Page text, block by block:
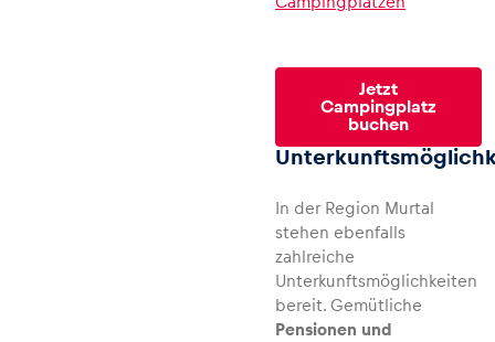
Alle anzeigen
Jetzt
Campingplatz
buchen
In der Region Murtal
stehen ebenfalls
zahlreiche
Unterkunftsmöglichkeiten
bereit. Gemütliche
Pensionen und